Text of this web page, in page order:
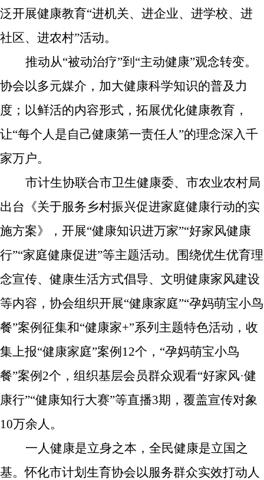
泛开展健康教育“进机关、进企业、进学校、进
社区、进农村”活动。
推动从“被动治疗”到“主动健康”观念转变。
协会以多元媒介，加大健康科学知识的普及力
度； 以鲜活的内容形式， 拓展优化健康教育，
让“每个人是自己健康第一责任人”的理念深入千
家万户。
市计生协联合市卫生健康委、市农业农村局
出台 《关于服务乡村振兴促进家庭健康行动的实
施方案》
，开展“健康知识进万家”“好家风健康
行”“家庭健康促进”等主题活动。 围绕优生优育理
念宣传、健康生活方式倡导、文明健康家风建设
等内容， 协会组织开展“健康家庭”“孕妈萌宝小鸟
餐”案例征集和“健康家+”系列主题特色活动，收
集上报“健康家庭”案例 12个， “孕妈萌宝小鸟
餐”案例 2个，组织基层会员群众观看“好家风·健
康行”“健康知行大赛”等直播3期， 覆盖宣传对象
10万余人。
一人健康是立身之本，全民健康是立国之
基。怀化市计划生育协会以服务群众实效打动人